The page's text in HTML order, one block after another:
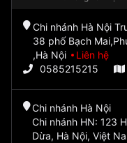
Chi nhánh Hà Nội
38 phố Bạch
,Hà Nội
Liên hệ
0585215215
Chi nhánh Hà Nội
Chi nhánh HN: 123
Dừa, Hà Nội, Việt